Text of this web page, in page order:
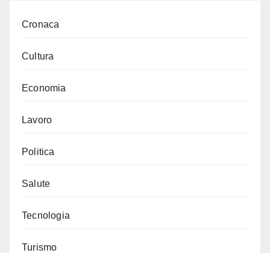
Cronaca
Cultura
Economia
Lavoro
Politica
Salute
Tecnologia
Turismo